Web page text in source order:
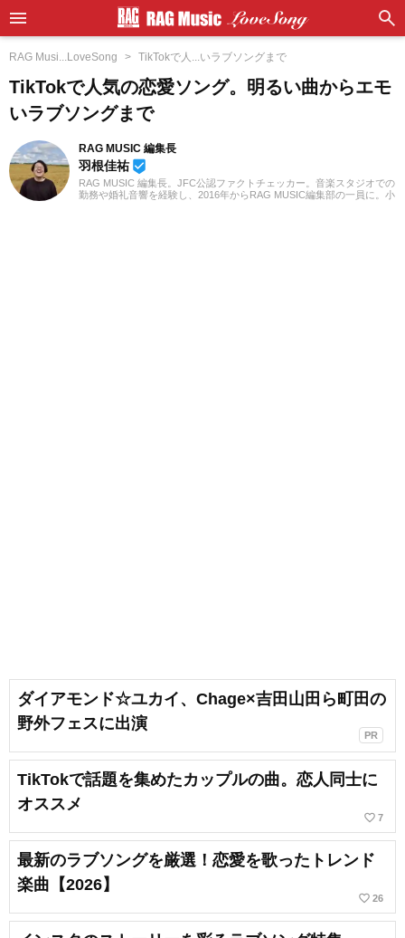
RAG Musi...LoveSong TikTokで人...いラブソングまで
TikTokで人気の恋愛ソング。明るい曲からエモ
いラブソングまで
RAG MUSIC 編集長
羽根佳祐 beenhere
RAG MUSIC 編集長。JFC公認ファクトチェッカー。音楽スタジオでの
勤務や婚礼音響を経験し、2016年からRAG MUSIC編集部の一員に。小
ダイアモンド☆ユカイ、Chage×吉田山田ら町田の
野外フェスに出演
PR
TikTokで話題を集めたカップルの曲。恋人同士に
オススメ
favorite_border 7
最新のラブソングを厳選！恋愛を歌ったトレンド
楽曲【2026】
favorite_border 26